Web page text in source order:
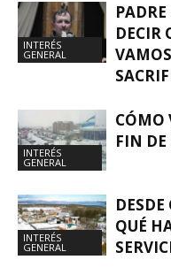
INTERÉS
GENERAL
DECIR
INTERÉS
GENERAL
CÓMO
FIN
INTERÉS
GENERAL
QUÉ